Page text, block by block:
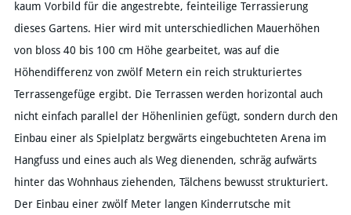
kaum Vorbild für die angestrebte, feinteilige Terrassierung
dieses Gartens. Hier wird mit unterschiedlichen Mauerhöhen
von bloss 40 bis 100 cm Höhe gearbeitet, was auf die
Höhendifferenz von zwölf Metern ein reich strukturiertes
Terrassengefüge ergibt. Die Terrassen werden horizontal auch
nicht einfach parallel der Höhenlinien gefügt, sondern durch den
Einbau einer als Spielplatz bergwärts eingebuchteten Arena im
Hangfuss und eines auch als Weg dienenden, schräg aufwärts
hinter das Wohnhaus ziehenden, Tälchens bewusst strukturiert.
Der Einbau einer zwölf Meter langen Kinderrutsche mit